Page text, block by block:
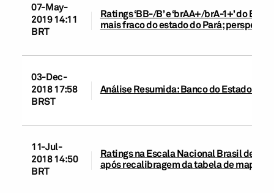
07-May-
2019 14:11
BRT
Ratings ‘BB-/B’ e ‘brAA+/brA-1+’ do
mais fraco do estado do Pará;
03-Dec-
2018 17:58
BRST
Análise Resumida: Banco do Estado do
11-Jul-
2018 14:50
BRT
Ratings na Escala Nacional Brasil de
após recalibragem da tabela de